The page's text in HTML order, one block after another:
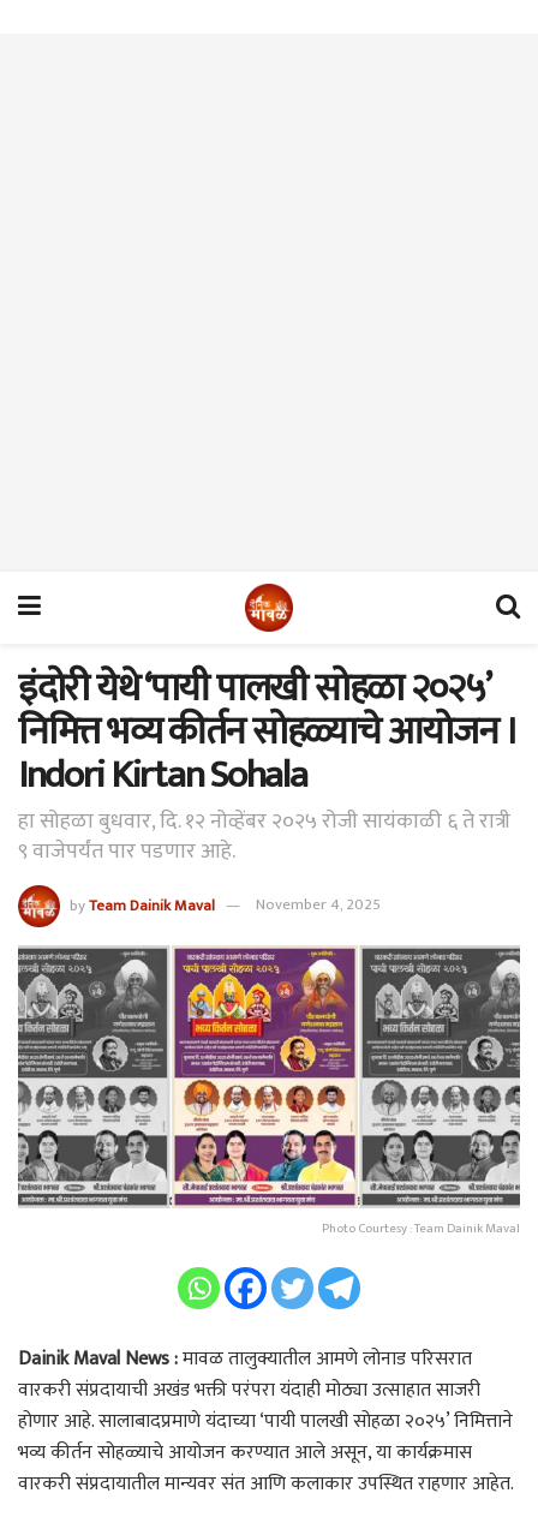
इंदोरी येथे ‘पायी पालखी सोहळा २०२५’
निमित्त भव्य कीर्तन सोहळ्याचे आयोजन ।
Indori Kirtan Sohala
हा सोहळा बुधवार, दि. १२ नोव्हेंबर २०२५ रोजी सायंकाळी ६ ते रात्री
९ वाजेपर्यंत पार पडणार आहे.
byTeam Dainik Maval November 4, 2025
Photo Courtesy : Team Dainik Maval
Dainik Maval News :मावळ तालुक्यातील आमणे लोनाड परिसरात
वारकरी संप्रदायाची अखंड भक्ती परंपरा यंदाही मोठ्या उत्साहात साजरी
होणार आहे. सालाबादप्रमाणे यंदाच्या ‘पायी पालखी सोहळा २०२५’ निमित्ताने
भव्य कीर्तन सोहळ्याचे आयोजन करण्यात आले असून, या कार्यक्रमास
वारकरी संप्रदायातील मान्यवर संत आणि कलाकार उपस्थित राहणार आहेत.